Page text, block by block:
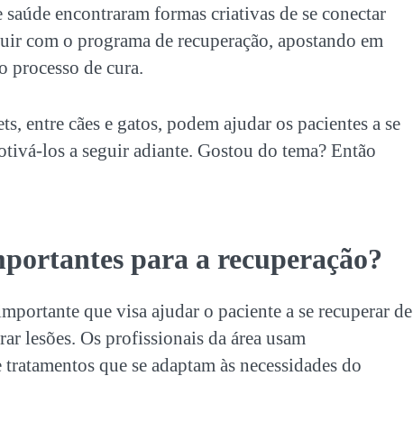
encontraram formas criativas de se conectar
com o programa de recuperação, apostando em
processo de cura.
, entre cães e gatos, podem ajudar os pacientes a se
los a seguir adiante. Gostou do tema? Então
para a recuperação?
que visa ajudar o paciente a se recuperar de
lesões. Os profissionais da área usam
que se adaptam às necessidades do